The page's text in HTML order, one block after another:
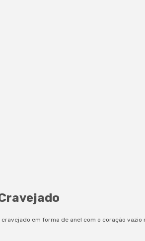
em forma de anel com o coração vazio